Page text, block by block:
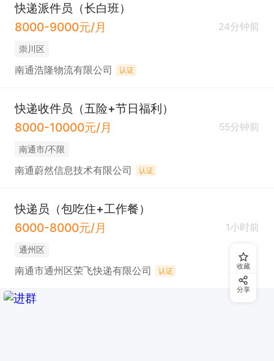
快递派件员（长白班）
8000-9000元/月
24分钟前
崇川区
南通浩隆物流有限公司 认证
快递收件员（五险+节日福利）
8000-10000元/月
55分钟前
南通市/不限
南通蔚然信息技术有限公司 认证
快递员（包吃住+工作餐）
6000-8000元/月
1小时前
通州区
南通市通州区荣飞快递有限公司 认证 收藏
分享